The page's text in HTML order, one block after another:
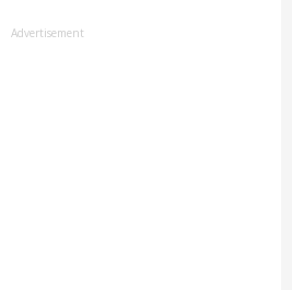
Advertisement